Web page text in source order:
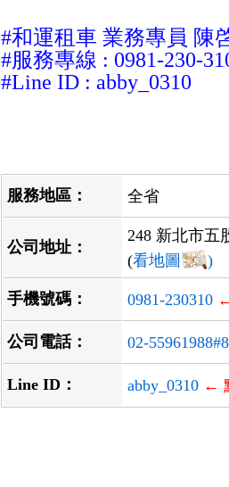
#和運租車 業務專員 陳
#服務專線 : 0981-230-
#Line ID : abby_0310
服務地區： 全省
公司地址：
248 新北市五
(看地圖 )
手機號碼： 0981-230310
公司電話： 02-
Line ID： abby_0310 ←